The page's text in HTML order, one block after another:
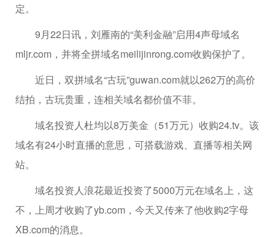
定。
9月22日讯，刘雁南的“美利金融”启用4声母域名
mljr.com，并将全拼域名meilijinrong.com收购保护了。
近日，双拼域名“古玩”guwan.com就以262万的高价
结拍，古玩贵重，连相关域名都价值不菲。
域名投资人杜均以8万美金（51万元）收购24.tv。该
域名有24小时直播的意思，可搭载游戏、直播等相关网
站。
域名投资人浪花最近投资了5000万元在域名上，这
不，上周才收购了yb.com，今天又传来了他收购2字母
XB.com的消息。